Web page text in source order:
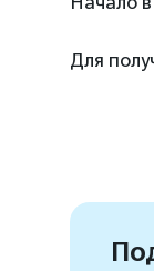
Для